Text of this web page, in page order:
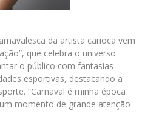
da artista carioca vem
que celebra o universo
o público com fantasias
esportivas, destacando a
“Carnaval é minha época
momento de grande atenção